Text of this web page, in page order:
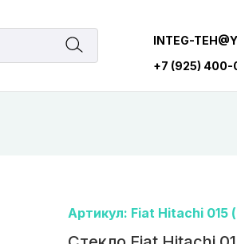
INTEG-
+7 (925)
Артикул: Fiat Hitachi 015